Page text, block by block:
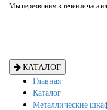
Мы перезвоним в течение часа
КАТАЛОГ
Главная
Каталог
Металлические